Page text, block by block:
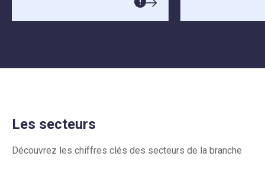
Les secteurs
Découvrez les chiffres clés des secteurs de la branche